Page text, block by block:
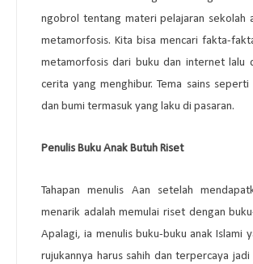
ngobrol tentang materi pelajaran sekolah
metamorfosis. Kita bisa mencari fakta-
metamorfosis dari buku dan internet lalu
cerita yang menghibur. Tema sains seperti
dan bumi termasuk yang laku di pasaran.
Penulis Buku Anak Butuh Riset
Tahapan menulis Aan setelah
menarik adalah memulai riset dengan
Apalagi, ia menulis buku-buku anak Islami
rujukannya harus sahih dan terpercaya